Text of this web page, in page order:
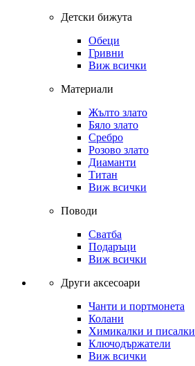
Детски бижута
Обеци
Гривни
Виж всички
Материали
Жълто злато
Бяло злато
Сребро
Розово злато
Диаманти
Титан
Виж всички
Поводи
Сватба
Подаръци
Виж всички
Други аксесоари
Чанти и портмонета
Колани
Химикалки и писалки
Ключодържатели
Виж всички